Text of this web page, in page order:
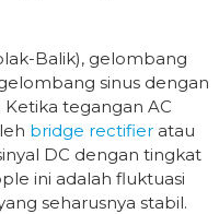
Balik), gelombang
sinus dengan
tegangan AC
bridge rectifieratau
DC dengan tingkat
ini adalah fluktuasi
seharusnya stabil.